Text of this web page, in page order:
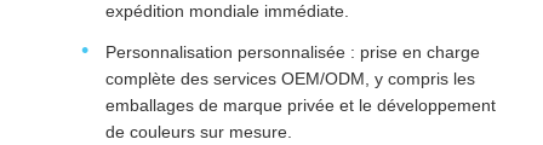
expédition mondiale immédiate.
Personnalisation personnalisée : prise en charge
complète des services OEM/ODM, y compris les
emballages de marque privée et le développement
de couleurs sur mesure.